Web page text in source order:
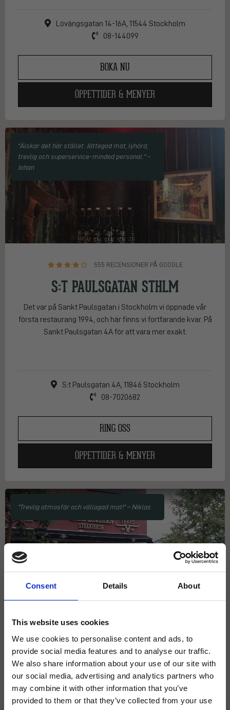
Consent Details About
This website uses cookies
We use cookies to personalise content and ads, to
provide social media features and to analyse our traffic.
We also share information about your use of our site with
our social media, advertising and analytics partners who
may combine it with other information that you’ve
provided to them or that they’ve collected from your use
Lövängsgatan 14-16A, 11544 Stockholm
08-144099
BOKA NU
ÖPPETTIDER & MENYER
"Älskar det här stället. Jättegod mat, lyhörd,
trevlig och superservice-minded personal." –
Johan
555 RECENSIONER PÅ GOOGLE
S:T PAULSGATAN STHLM
Det var på Sankt Paulsgatan i Stockholm vi öppnade vår
första restaurang 1994, och här finns vi fortfarande kvar. På
Sankt Paulsgatan 4A för att vara mer exakt.
S:t Paulsgatan 4A, 11846 Stockholm
08-7020682
RING OSS
ÖPPETTIDER & MENYER
"Trevlig atmosfär och vällagad mat!" – Niklas
365 RECENSIONER PÅ GOOGLE
SOLLENTUNA STHLM
Givetvis har även vi hittat till Sollentuna och ställt upp både
grill och stekbord. Du hittar oss på Allfarvägen 7A-B.